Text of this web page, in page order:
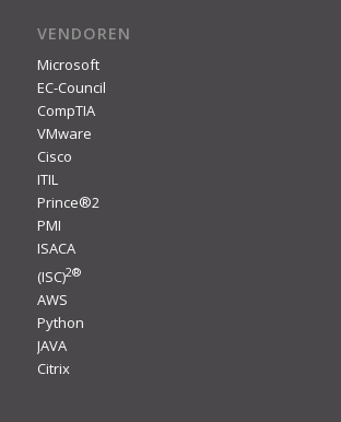
VENDOREN
Microsoft
EC-Council
CompTIA
VMware
Cisco
ITIL
Prince®2
PMI
ISACA
(ISC)2®
AWS
Python
JAVA
Citrix